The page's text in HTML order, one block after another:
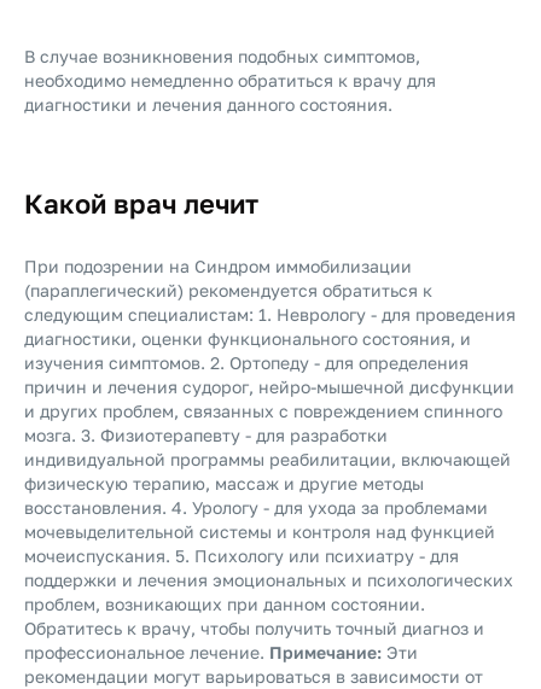
В случае возникновения подобных симптомов,
необходимо немедленно обратиться к врачу для
диагностики и лечения данного состояния.
Какой врач лечит
При подозрении на Синдром иммобилизации
(параплегический) рекомендуется обратиться к
следующим специалистам: 1. Неврологу - для проведения
диагностики, оценки функционального состояния, и
изучения симптомов. 2. Ортопеду - для определения
причин и лечения судорог, нейро-мышечной дисфункции
и других проблем, связанных с повреждением спинного
мозга. 3. Физиотерапевту - для разработки
индивидуальной программы реабилитации, включающей
физическую терапию, массаж и другие методы
восстановления. 4. Урологу - для ухода за проблемами
мочевыделительной системы и контроля над функцией
мочеиспускания. 5. Психологу или психиатру - для
поддержки и лечения эмоциональных и психологических
проблем, возникающих при данном состоянии.
Обратитесь к врачу, чтобы получить точный диагноз и
профессиональное лечение. Примечание: Эти
рекомендации могут варьироваться в зависимости от